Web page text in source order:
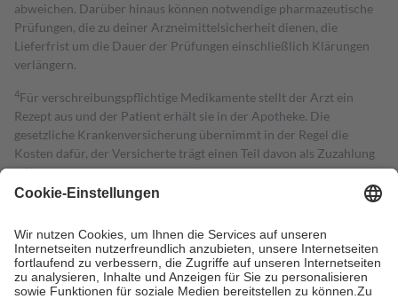
abweichen. Darüber hinaus können notwendige pharmazeutische
Prüfungen, die zu deiner Arzneimittelsicherheit dienen, die
Lieferfrist um die Dauer der Prüfungen einschließlich Klärungen
verlängern.
4Für verschreibungspflichtige Medikamente stellt der Arzt ein
Rezept aus und der Patient erhält sie in der Apotheke. Die
gesetzliche Krankenversicherung übernimmt in der Regel die
Kosten dafür, der Versicherte trägt einen Teil davon als Zuzahlung
mit.
Grundsätzlich leisten Mitglieder Zuzahlungen in Höhe von zehn
höchstens zehn Euro.
Es sind jedoch nie mehr als die tatsächlichen
Kosten der Leistung zu entrichten.
Diese Regeln gelten grundsätzlich auch für Online-Apotheken.
Bei Heilmitteln und häuslicher Krankenpflege beträgt die